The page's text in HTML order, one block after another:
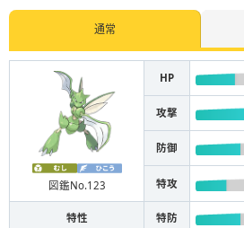
通常
図鑑No.123
HP
攻撃
防御
特攻
特性 特防